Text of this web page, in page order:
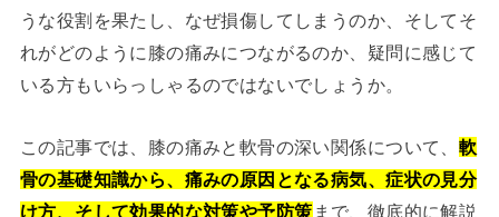
うな役割を果たし、なぜ損傷してしまうのか、そしてそ
れがどのように膝の痛みにつながるのか、疑問に感じて
いる方もいらっしゃるのではないでしょうか。
この記事では、膝の痛みと軟骨の深い関係について、 軟
骨の基礎知識から、痛みの原因となる病気、症状の見分
け方、そして効果的な対策や予防策 まで、徹底的に解説